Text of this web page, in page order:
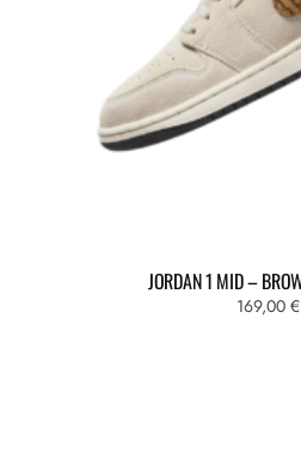
JORDAN 1 MID –
169,00 €